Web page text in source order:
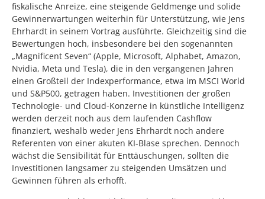
fiskalische Anreize, eine steigende Geldmenge und solide
Gewinnerwartungen weiterhin für Unterstützung, wie Jens
Ehrhardt in seinem Vortrag ausführte. Gleichzeitig sind die
Bewertungen hoch, insbesondere bei den sogenannten
„Magnificent Seven“ (Apple, Microsoft, Alphabet, Amazon,
Nvidia, Meta und Tesla), die in den vergangenen Jahren
einen Großteil der Indexperformance, etwa im MSCI World
und S&P500, getragen haben. Investitionen der großen
Technologie- und Cloud-Konzerne in künstliche Intelligenz
werden derzeit noch aus dem laufenden Cashflow
finanziert, weshalb weder Jens Ehrhardt noch andere
Referenten von einer akuten KI-Blase sprechen. Dennoch
wächst die Sensibilität für Enttäuschungen, sollten die
Investitionen langsamer zu steigenden Umsätzen und
Gewinnen führen als erhofft.